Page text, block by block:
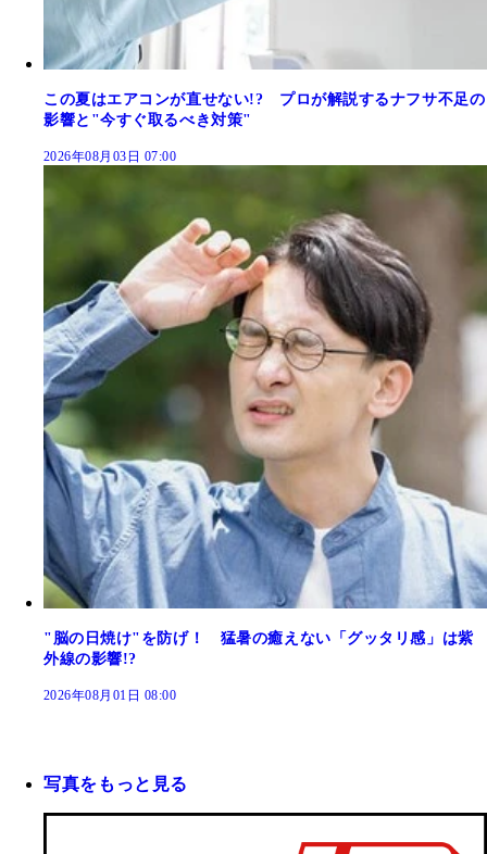
この夏はエアコンが直せない!? プロが解説するナフサ不足の
影響と"今すぐ取るべき対策"
2026年08月03日 07:00
"脳の日焼け"を防げ！ 猛暑の癒えない「グッタリ感」は紫
外線の影響!?
2026年08月01日 08:00
写真をもっと見る